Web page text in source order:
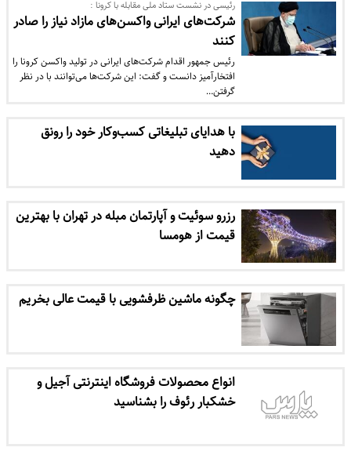
رئیسی در نشست ستاد ملی مقابله با کرونا :
شرکت‌های ایرانی واکسن‌های مازاد نیاز را صادر
کنند
رئیس جمهور اقدام شرکت‌های ایرانی در تولید واکسن کرونا را
افتخارآمیز دانست و گفت: این شرکت‌ها می‌توانند با در نظر
گرفتن…
با هدایای تبلیغاتی کسب‌وکار خود را رونق
دهید
رزرو سوئیت و آپارتمان مبله در تهران با بهترین
قیمت از هومسا
چگونه ماشین ظرفشویی با قیمت عالی بخریم
انواع محصولات فروشگاه اینترنتی آجیل و
خشکبار رئوف را بشناسید